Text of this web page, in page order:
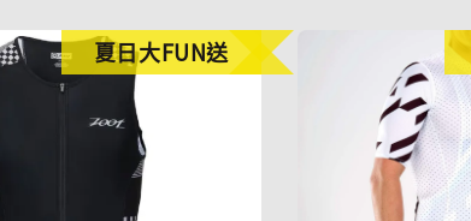
夏日大FUN送